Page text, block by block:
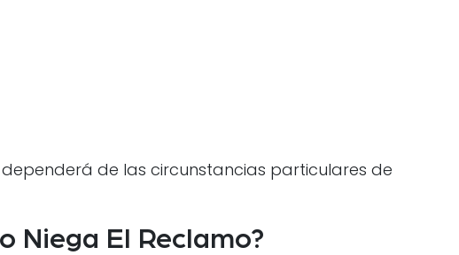
de las circunstancias particulares de
Niega El Reclamo?